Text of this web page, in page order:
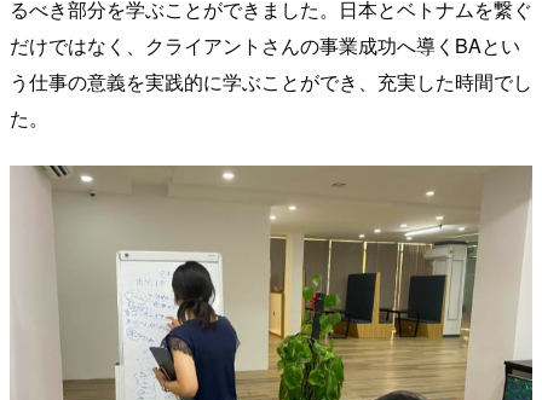
るべき部分を学ぶことができました。日本とベトナムを繋ぐ
だけではなく、クライアントさんの事業成功へ導くBAとい
う仕事の意義を実践的に学ぶことができ、充実した時間でし
た。